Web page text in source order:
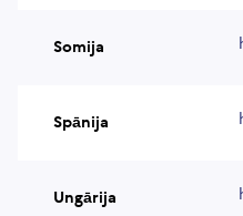
Somija
Spānija
Ungārija